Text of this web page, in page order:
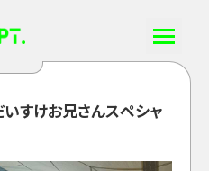
いすけお兄さんスペシャ